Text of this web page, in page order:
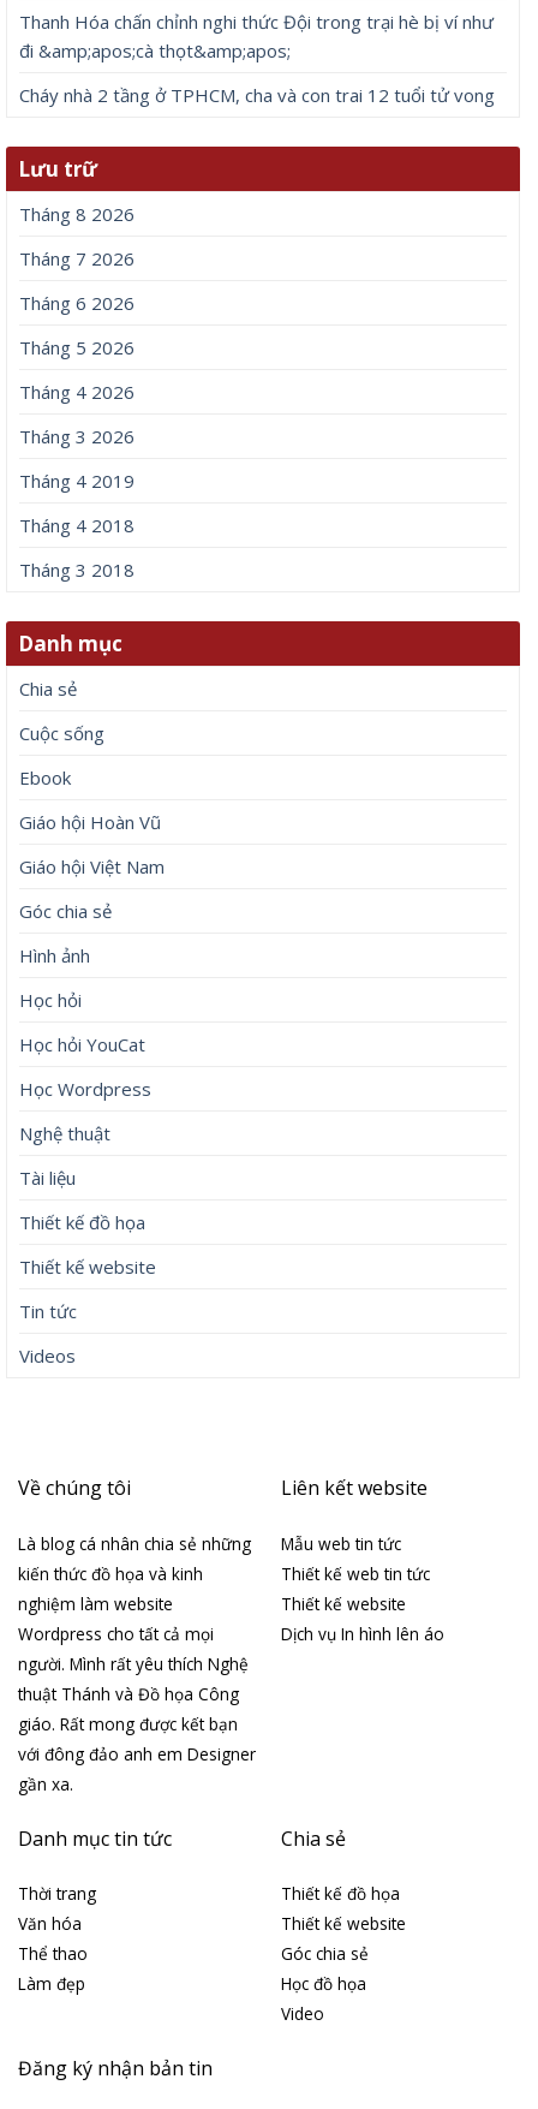
Thanh Hóa chấn chỉnh nghi thức Đội trong trại hè bị ví như
đi &amp;apos;cà thọt&amp;apos;
Cháy nhà 2 tầng ở TPHCM, cha và con trai 12 tuổi tử vong
Lưu trữ
Tháng 8 2026
Tháng 7 2026
Tháng 6 2026
Tháng 5 2026
Tháng 4 2026
Tháng 3 2026
Tháng 4 2019
Tháng 4 2018
Tháng 3 2018
Danh mục
Chia sẻ
Cuộc sống
Ebook
Giáo hội Hoàn Vũ
Giáo hội Việt Nam
Góc chia sẻ
Hình ảnh
Học hỏi
Học hỏi YouCat
Học Wordpress
Nghệ thuật
Tài liệu
Thiết kế đồ họa
Thiết kế website
Tin tức
Videos
Về chúng tôi
Là blog cá nhân chia sẻ những
kiến thức đồ họa và kinh
nghiệm làm website
Wordpress cho tất cả mọi
người. Mình rất yêu thích Nghệ
thuật Thánh và Đồ họa Công
giáo. Rất mong được kết bạn
với đông đảo anh em Designer
gần xa.
Liên kết website
Mẫu web tin tức
Thiết kế web tin tức
Thiết kế website
Dịch vụ In hình lên áo
Danh mục tin tức
Thời trang
Văn hóa
Thể thao
Làm đẹp
Chia sẻ
Thiết kế đồ họa
Thiết kế website
Góc chia sẻ
Học đồ họa
Video
Đăng ký nhận bản tin